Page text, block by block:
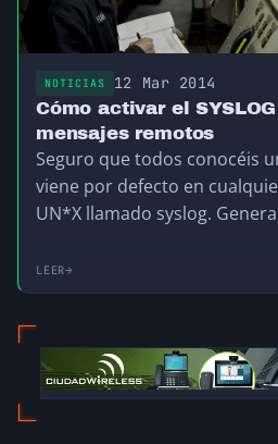
NOTICIAS 12 Mar 2014
Cómo activar el
mensajes remotos
Seguro que todos conocéis
viene por defecto en
UN*X llamado syslog.
LEER